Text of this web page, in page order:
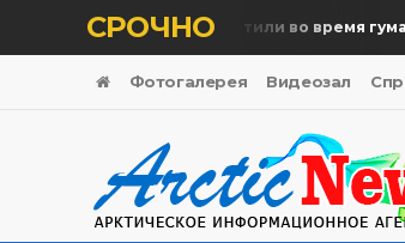
СРОЧНО
Память жертв почтили во время
Фотогалерея Видеозал